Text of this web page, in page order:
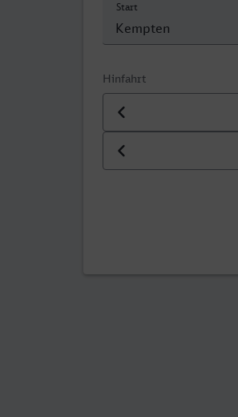
Start
Hinfahrt
Datum der Hinfahrt
Uhrzeit der Hinfahrt